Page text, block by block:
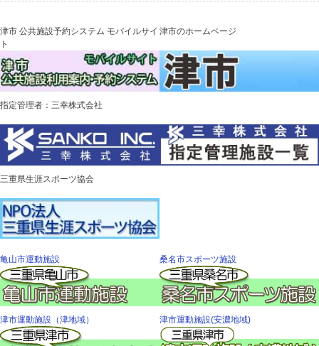
津市 公共施設予約システム モバイルサイ
ト
津市のホームページ
指定管理者：三幸株式会社
三重県生涯スポーツ協会